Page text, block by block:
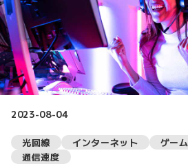
2023-08-04
光回線 インターネット
ゲーム
通信速度